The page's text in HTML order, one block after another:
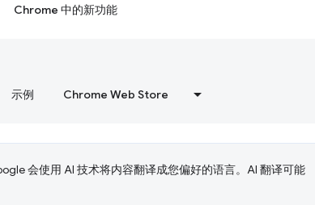
Chrome 中的新功能
示例 Chrome Web Store
会使用 AI 技术将内容翻译成您偏好的语言。AI 翻译可能